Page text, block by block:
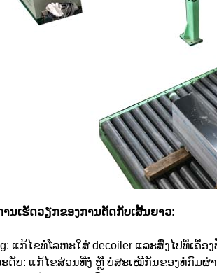
ນເຮັດວຽກຂອງການຕັດກັບເສັ້ນຍາວ:
ແກ້ໄຂທໍ່ໂລຫະໃສ່ decoiler ແລະສົ່ງໄປທີ່ເຄື່ອ
ດັບ: ແກ້ໄຂສ່ວນທີ່ງໍ ຫຼື ບໍ່ສະເໝີກັນຂອງທໍ່ກົມຜ່